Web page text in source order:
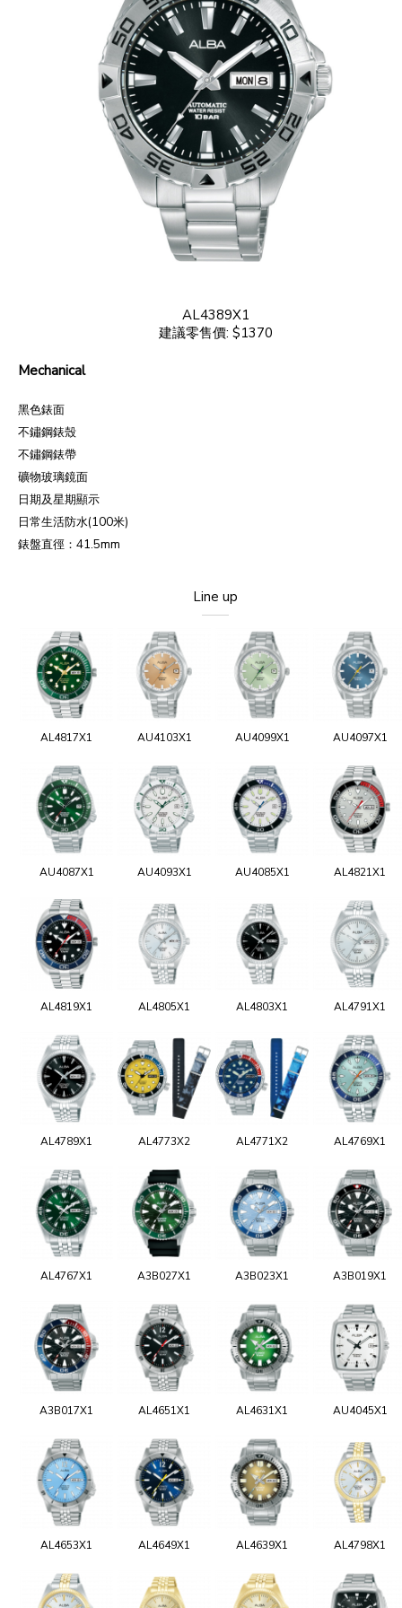
AL4389X1
建議零售價: $1370
Mechanical
黑色錶面
不鏽鋼錶殼
不鏽鋼錶帶
礦物玻璃鏡面
日期及星期顯示
日常生活防水(100米)
錶盤直徑： 41.5mm
Line up
AL4817X1 AU4103X1 AU4099X1 AU4097X1
AU4087X1 AU4093X1 AU4085X1 AL4821X1
AL4819X1 AL4805X1 AL4803X1 AL4791X1
AL4789X1 AL4773X2 AL4771X2 AL4769X1
AL4767X1 A3B027X1 A3B023X1 A3B019X1
A3B017X1 AL4651X1 AL4631X1 AU4045X1
AL4653X1 AL4649X1 AL4639X1 AL4798X1